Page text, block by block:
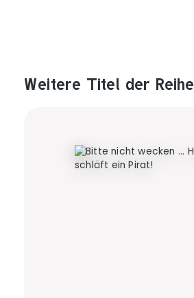
Produktgalerie überspringen
Weitere Titel der Reihe